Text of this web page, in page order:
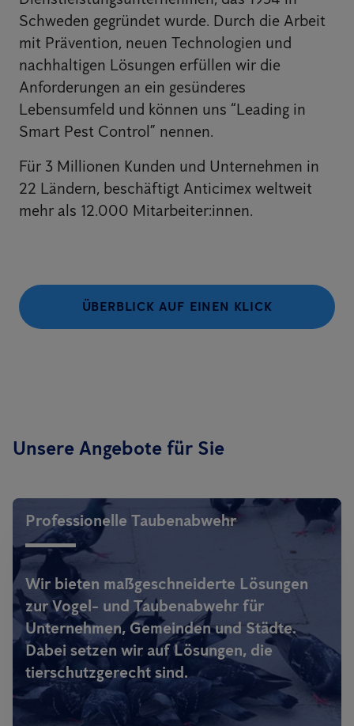
Schweden gegründet wurde. Durch die Arbeit
mit Prävention, neuen Technologien und
nachhaltigen Lösungen erfüllen wir die
Anforderungen an ein gesünderes
Lebensumfeld und können uns “Leading in
Smart Pest Control” nennen.
Für 3 Millionen Kunden und Unternehmen in
22 Ländern, beschäftigt Anticimex weltweit
mehr als 12.000 Mitarbeiter:innen.
ÜBERBLICK AUF EINEN KLICK
Unsere Angebote für Sie
Professionelle Taubenabwehr
Wir bieten maßgeschneiderte Lösungen
zur Vogel- und Taubenabwehr für
Unternehmen, Gemeinden und Städte.
Dabei setzen wir auf Lösungen, die
tierschutzgerecht sind.